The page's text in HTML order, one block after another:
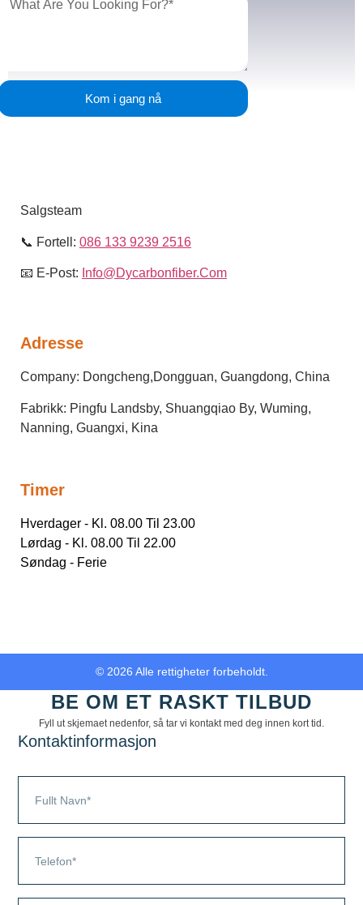
Kom i gang nå
Salgsteam
📞 Fortell: 086 133 9239 2516
📧 E-Post: Info@dycarbonfiber.com
Adresse
Company: Dongcheng,Dongguan, Guangdong, China
Fabrikk: Pingfu Landsby, Shuangqiao By, Wuming,
Nanning, Guangxi, Kina
Timer
Hverdager - Kl. 08.00 Til 23.00
Lørdag - Kl. 08.00 Til 22.00
Søndag - Ferie
© 2026 Alle rettigheter forbeholdt.
BE OM ET RASKT TILBUD
Fyll ut skjemaet nedenfor, så tar vi kontakt med deg innen kort tid.
Kontaktinformasjon